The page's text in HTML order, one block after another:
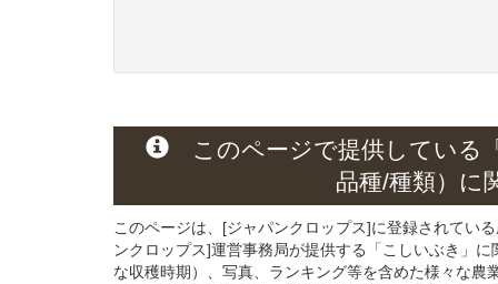
このページで提供している
品種/種類） に
このページは、[ジャパンクロップス]に登録されてい
ンクロップス]運営事務局が提供する「こしいぶき」 に
な収穫時期）、写真、ランキング等を含めた様々な